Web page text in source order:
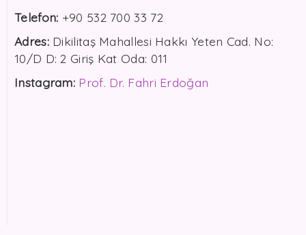
Telefon: +90 532 700 33 72
Adres:Dikilitaş Mahallesi Hakkı Yeten Cad. No:
10/D D: 2 Giriş Kat Oda: 011
Instagram: Prof. Dr. Fahri Erdoğan